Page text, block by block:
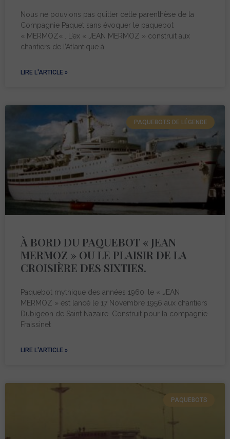
Nous ne pouvions pas quitter cette parenthèse de la
Compagnie Paquet sans évoquer le paquebot
« MERMOZ« . L’ex « JEAN MERMOZ » construit aux
chantiers de l’Atlantique à
LIRE L'ARTICLE »
PAQUEBOTS DE LÉGENDE
À BORD DU PAQUEBOT « JEAN
MERMOZ » OU LE PLAISIR DE LA
CROISIÈRE DES SIXTIES.
Paquebot mythique des années 1960, le « JEAN
MERMOZ » est lancé le 17 Novembre 1956 aux chantiers
Dubigeon de Saint Nazaire. Construit pour la compagnie
Fraissinet
LIRE L'ARTICLE »
PAQUEBOTS